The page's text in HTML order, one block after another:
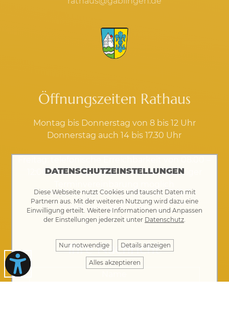
Öffnungszeiten Rathaus
Montag bis Donnerstag von 8 bis 12 Uhr
Donnerstag auch 14 bis 17.30 Uhr
12:00 Uhr, Vorsprache nur mit rechtzeitiger
Kontakt · Impressum Datenschutz
Ihre Nachricht
DATENSCHUTZEINSTELLUNGEN
Diese Webseite nutzt Cookies und tauscht Daten mit
Partnern aus. Mit der weiteren Nutzung wird dazu eine
Einwilligung erteilt. Weitere Informationen und Anpassen
der Einstellungen jederzeit unter Datenschutz.
Nur notwendige Details anzeigen
Alles akzeptieren